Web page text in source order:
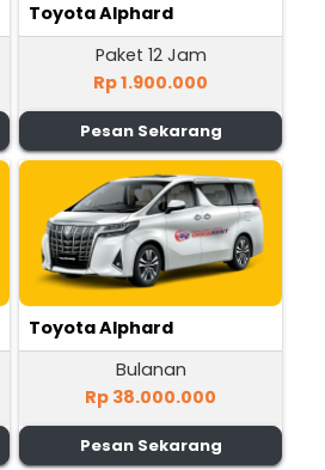
Toyota Alphard
Paket 12 Jam
Rp 1.900.000
Pesan Sekarang
Toyota Alphard
Bulanan
Rp 38.000.000
Pesan Sekarang